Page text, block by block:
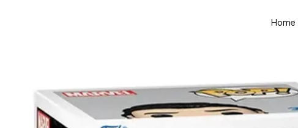
Home